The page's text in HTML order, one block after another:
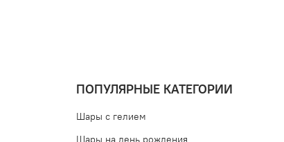
ПОПУЛЯРНЫЕ КАТЕГОРИИ
Шары с гелием
Шары на день рождения